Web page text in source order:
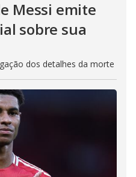
Messi emite
sobre sua
dos detalhes da morte